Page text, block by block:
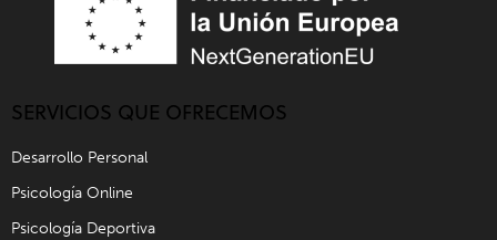
SERVICIOS QUE OFRECEMOS
Desarrollo Personal
Psicología Online
Psicología Deportiva